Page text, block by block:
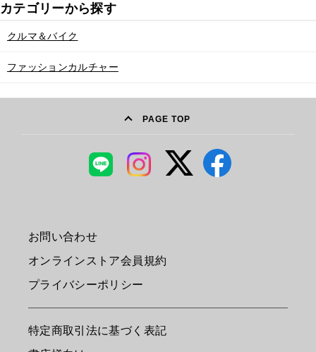
クルマ＆バイク
ファッションカルチャー
PAGE TOP
お問い合わせ
オンラインストア会員規約
プライバシーポリシー
特定商取引法に基づく表記